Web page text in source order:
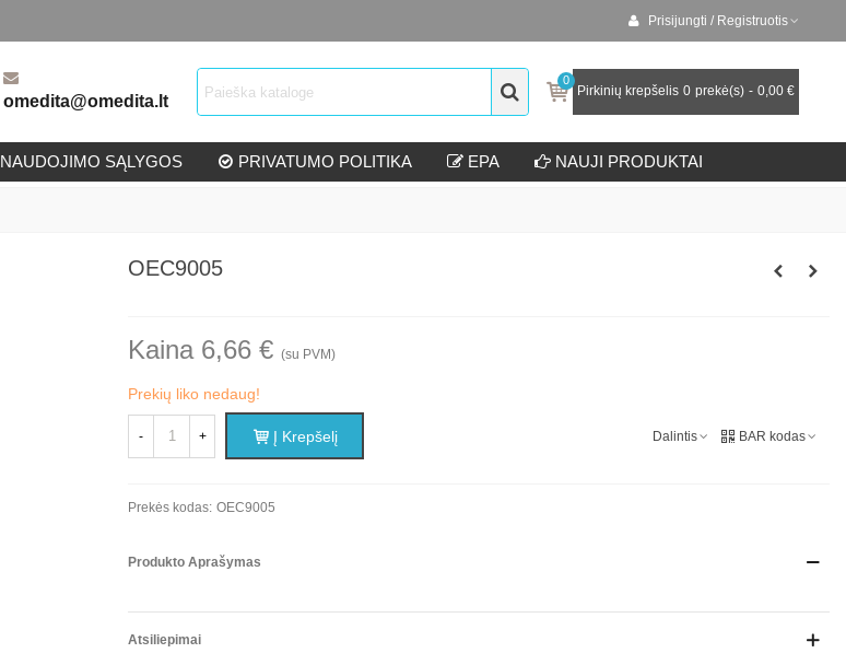
Prisijungti / Registruotis
omedita@omedita.lt
0
Pirkinių krepšelis 0 prekė(s) - 0,00 €
NAUDOJIMO SĄLYGOS PRIVATUMO POLITIKA EPA NAUJI PRODUKTAI
OEC9005
Kaina 6,66 € (su PVM)
Prekių liko nedaug!
- + Į Krepšelį Dalintis BAR kodas
Prekės kodas: OEC9005
Produkto Aprašymas
Atsiliepimai